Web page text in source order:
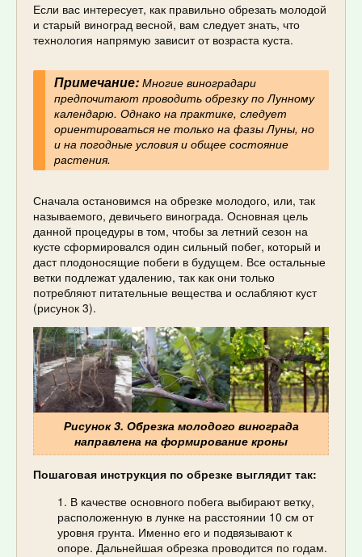
Если вас интересует, как правильно обрезать молодой
и старый виноград весной, вам следует знать, что
технология напрямую зависит от возраста куста.
Примечание:Многие виноградари
предпочитают проводить обрезку по Лунному
календарю. Однако на практике, следует
ориентироваться не только на фазы Луны, но
и на погодные условия и общее состояние
растения.
Сначала остановимся на обрезке молодого, или, так
называемого, девичьего винограда. Основная цель
данной процедуры в том, чтобы за летний сезон на
кусте сформировался один сильный побег, который и
даст плодоносящие побеги в будущем. Все остальные
ветки подлежат удалению, так как они только
потребляют питательные вещества и ослабляют куст
(рисунок 3).
Рисунок 3. Обрезка молодого винограда
направлена на формирование кроны
Пошаговая инструкция по обрезке выглядит так:
В качестве основного побега выбирают ветку,
расположенную в лунке на расстоянии 10 см от
уровня грунта. Именно его и подвязывают к
опоре. Дальнейшая обрезка проводится по годам.